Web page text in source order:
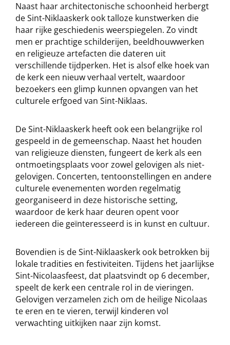
Naast haar architectonische schoonheid herbergt
de Sint-Niklaaskerk ook talloze kunstwerken die
haar rijke geschiedenis weerspiegelen. Zo vindt
men er prachtige schilderijen, beeldhouwwerken
en religieuze artefacten die dateren uit
verschillende tijdperken. Het is alsof elke hoek van
de kerk een nieuw verhaal vertelt, waardoor
bezoekers een glimp kunnen opvangen van het
culturele erfgoed van Sint-Niklaas.
De Sint-Niklaaskerk heeft ook een belangrijke rol
gespeeld in de gemeenschap. Naast het houden
van religieuze diensten, fungeert de kerk als een
ontmoetingsplaats voor zowel gelovigen als niet-
gelovigen. Concerten, tentoonstellingen en andere
culturele evenementen worden regelmatig
georganiseerd in deze historische setting,
waardoor de kerk haar deuren opent voor
iedereen die geïnteresseerd is in kunst en cultuur.
Bovendien is de Sint-Niklaaskerk ook betrokken bij
lokale tradities en festiviteiten. Tijdens het jaarlijkse
Sint-Nicolaasfeest, dat plaatsvindt op 6 december,
speelt de kerk een centrale rol in de vieringen.
Gelovigen verzamelen zich om de heilige Nicolaas
te eren en te vieren, terwijl kinderen vol
verwachting uitkijken naar zijn komst.